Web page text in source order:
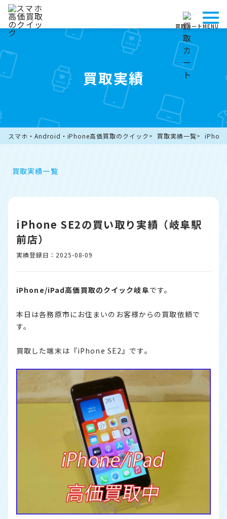
買取カートMENU
買取実績
スマホ・Android・iPhone高価買取のクイック 買取実績一覧
買取実績一覧
iPhone SE2の買い取り実績（岐阜駅
前店）
実績登録日：2025-08-09
iPhone/iPad高価買取のクイック岐阜です。
本日は各務原市にお住まいのお客様からの買取依頼で
す。
買取した端末は『iPhone SE2』です。